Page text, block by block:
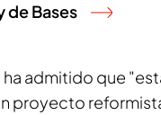
de Bases
admitido que
proyecto